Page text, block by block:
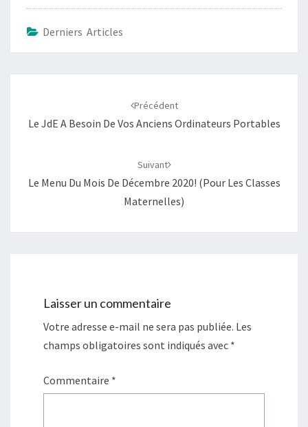
Derniers Articles
Précédent
Le JdE A Besoin De Vos Anciens Ordinateurs Portables
Suivant
Le Menu Du Mois De Décembre 2020! (pour Les Classes
Maternelles)
Laisser un commentaire
Votre adresse e-mail ne sera pas publiée. Les
champs obligatoires sont indiqués avec *
Commentaire *